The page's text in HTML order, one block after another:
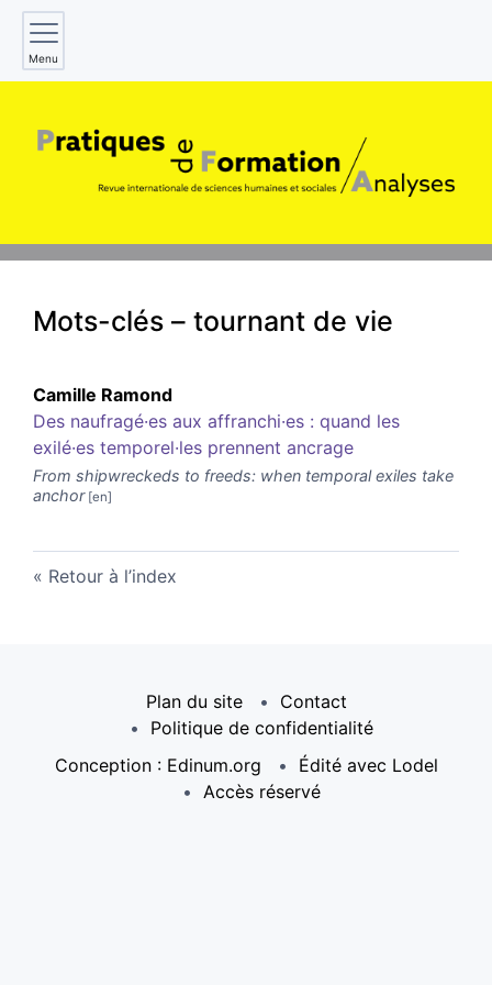
Menu
Mots-clés – tournant de vie
Camille Ramond
Des naufragé·es aux affranchi·es : quand les
exilé·es temporel·les prennent ancrage
From shipwreckeds to freeds: when temporal exiles take
anchor
Retour à l’index
Plan du site
Contact
Politique de confidentialité
Conception : Edinum.org
Édité avec Lodel
Accès réservé